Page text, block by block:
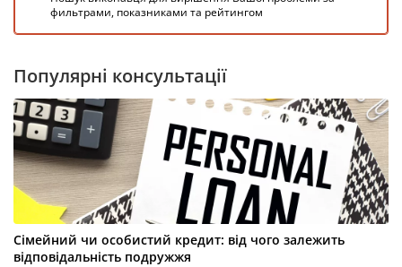
фильтрами, показниками та рейтингом
Популярні консультації
Сімейний чи особистий кредит: від чого залежить
відповідальність подружжя